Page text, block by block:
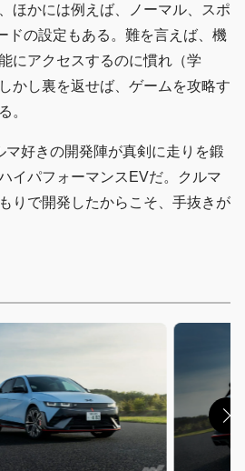
ほかには例えば、ノーマル、スポ
ドの設定もある。難を言えば、機
にアクセスするのに慣れ（学
かし裏を返せば、ゲームを攻略す
。
マ好きの開発陣が真剣に走りを鍛
イパフォーマンスEVだ。クルマ
りで開発したからこそ、手抜きが